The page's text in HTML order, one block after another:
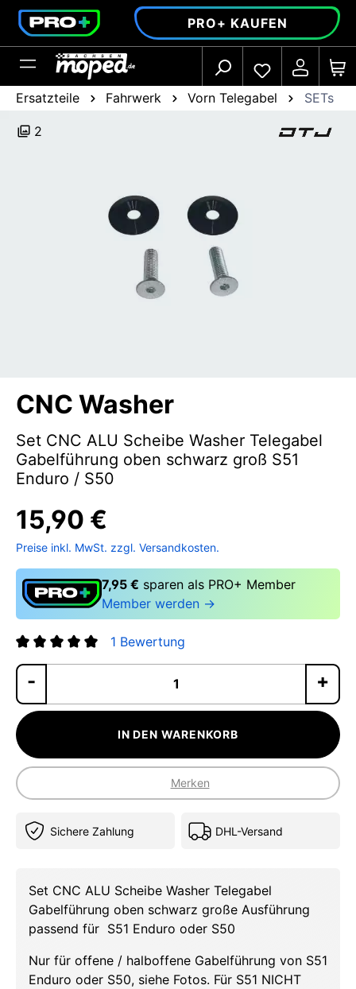
springen PRO+ KAUFEN
Ersatzteile Fahrwerk Vorn Telegabel SETs
2
CNC Washer
Set CNC ALU Scheibe Washer Telegabel
Gabelführung oben schwarz groß S51
Enduro / S50
15,90 €
Preise inkl. MwSt. zzgl. Versandkosten.
7,95 € sparen als PRO+ Member
Member werden →
1 Bewertung
IN DEN WARENKORB
Merken
Sichere Zahlung DHL-Versand
Set CNC ALU Scheibe Washer Telegabel
Gabelführung oben schwarz große Ausführung
passend für S51 Enduro oder S50
Nur für offene / halboffene Gabelführung von S51
Enduro oder S50, siehe Fotos. Für S51 NICHT